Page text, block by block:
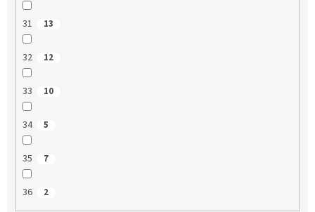
31 13
32 12
33 10
34 5
35 7
36 2